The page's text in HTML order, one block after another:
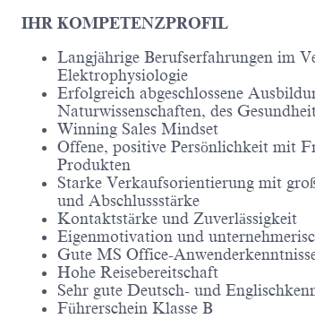
IHR KOMPETENZPROFIL
Langjährige Berufserfahrungen im
Elektrophysiologie
Erfolgreich abgeschlossene
Naturwissenschaften, des
Winning Sales Mindset
Offene, positive Persönlichkeit mit
Produkten
Starke Verkaufsorientierung mit
und Abschlussstärke
Kontaktstärke und Zuverlässigkeit
Eigenmotivation und
Gute MS Office-
Hohe Reisebereitschaft
Sehr gute Deutsch- und
Führerschein Klasse B